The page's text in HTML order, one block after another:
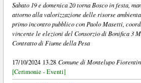
Sabato 19 e domenica 20 torna Bosco in festa,
attorno alla valorizzazione delle risorse
primo incontro pubblico con Paolo Masetti,
vincente le elezioni del Consorzio di Bonifica 3
Contratto di Fiume della Pesa
17/10/2024 13.28 Comune di Montelupo
[Cerimonie - Eventi]